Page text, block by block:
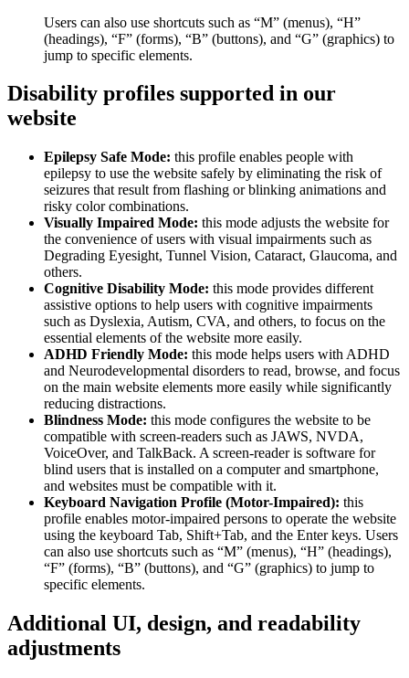
Users can also use shortcuts such as “M” (menus), “H”
(headings), “F” (forms), “B” (buttons), and “G” (graphics) to
jump to specific elements.
Disability profiles supported in our
website
Epilepsy Safe Mode: this profile enables people with
epilepsy to use the website safely by eliminating the risk of
seizures that result from flashing or blinking animations and
risky color combinations.
Visually Impaired Mode: this mode adjusts the website for
the convenience of users with visual impairments such as
Degrading Eyesight, Tunnel Vision, Cataract, Glaucoma, and
others.
Cognitive Disability Mode: this mode provides different
assistive options to help users with cognitive impairments
such as Dyslexia, Autism, CVA, and others, to focus on the
essential elements of the website more easily.
ADHD Friendly Mode: this mode helps users with ADHD
and Neurodevelopmental disorders to read, browse, and focus
on the main website elements more easily while significantly
reducing distractions.
Blindness Mode: this mode configures the website to be
compatible with screen-readers such as JAWS, NVDA,
VoiceOver, and TalkBack. A screen-reader is software for
blind users that is installed on a computer and smartphone,
and websites must be compatible with it.
Keyboard Navigation Profile (Motor-Impaired): this
profile enables motor-impaired persons to operate the website
using the keyboard Tab, Shift+Tab, and the Enter keys. Users
can also use shortcuts such as “M” (menus), “H” (headings),
“F” (forms), “B” (buttons), and “G” (graphics) to jump to
specific elements.
Additional UI, design, and readability
adjustments